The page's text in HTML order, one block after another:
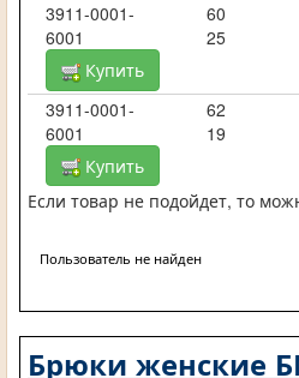
3911-0001-
6001
60
25
Купить
3911-0001-
6001
62
19
Купить
Если товар не подойдет, то
Пользователь не найден
Брюки женские